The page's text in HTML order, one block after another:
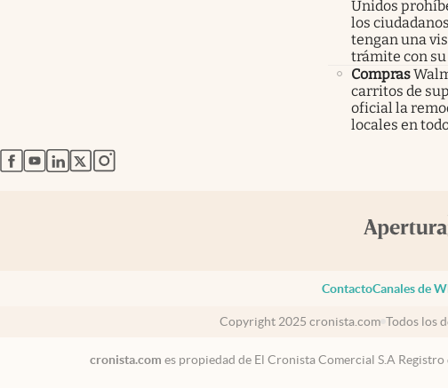
Unidos
los
tengan una
trámite con
Compras
carritos de
oficial la
locales en
abre en nueva pestaña
abre en nueva pestaña
abre en nueva pestaña
abre en nueva pestaña
abre en nueva pestaña
ContactoCanales de
Copyright 2025 cronista.com Todos los
cronista.com es propiedad de El Cronista Comercial S.A